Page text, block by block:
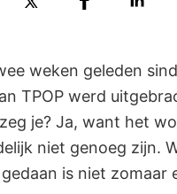
weken geleden
TPOP werd
je? Ja, want het
niet genoeg zijn.
is niet zomaar